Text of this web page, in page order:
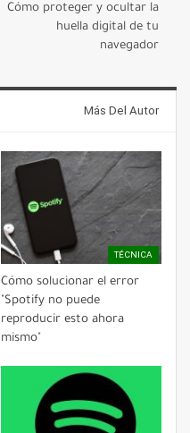
Cómo proteger y ocultar la
huella digital de tu
navegador
Más Del Autor
TÉCNICA
Cómo solucionar el error
"Spotify no puede
reproducir esto ahora
mismo"